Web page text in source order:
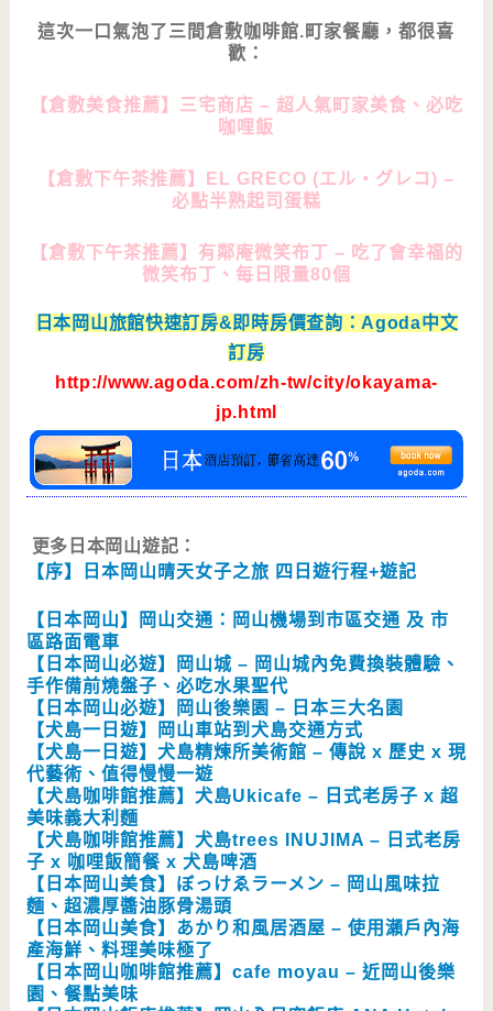
這次一口氣泡了三間倉敷咖啡館.町家餐廳，都很喜
歡：
【倉敷美食推薦】三宅商店 – 超人氣町家美食、必吃
咖哩飯
【倉敷下午茶推薦】EL GRECO (エル・グレコ) –
必點半熟起司蛋糕
【倉敷下午茶推薦】有鄰庵微笑布丁 – 吃了會幸福的
微笑布丁、每日限量80個
日本岡山旅館快速訂房&即時房價查詢：Agoda中文
訂房
http://www.agoda.com/zh-tw/city/okayama-
jp.html
更多日本岡山遊記：
【序】日本岡山晴天女子之旅 四日遊行程+遊記
【日本岡山】岡山交通：岡山機場到市區交通 及 市
區路面電車
【日本岡山必遊】岡山城 – 岡山城內免費換裝體驗、
手作備前燒盤子、必吃水果聖代
【日本岡山必遊】岡山後樂園 – 日本三大名園
【犬島一日遊】岡山車站到犬島交通方式
【犬島一日遊】犬島精煉所美術館 – 傳說 x 歷史 x 現
代藝術、值得慢慢一遊
【犬島咖啡館推薦】犬島Ukicafe – 日式老房子 x 超
美味義大利麵
【犬島咖啡館推薦】犬島trees INUJIMA – 日式老房
子 x 咖哩飯簡餐 x 犬島啤酒
【日本岡山美食】ぼっけゑラーメン – 岡山風味拉
麵、超濃厚醬油豚骨湯頭
【日本岡山美食】あかり和風居酒屋 – 使用瀨戶內海
產海鮮、料理美味極了
【日本岡山咖啡館推薦】cafe moyau – 近岡山後樂
園、餐點美味